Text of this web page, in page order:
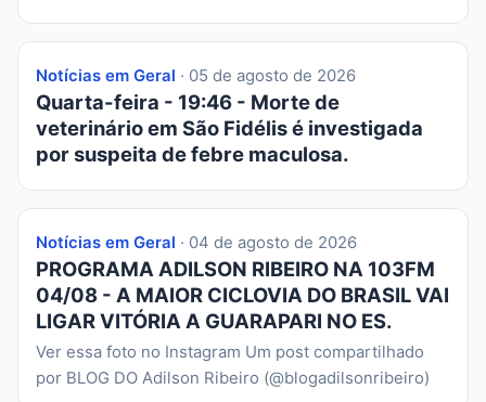
Notícias em Geral · 05 de agosto de 2026
Quarta-feira - 19:46 - Morte de
veterinário em São Fidélis é investigada
por suspeita de febre maculosa.
Notícias em Geral · 04 de agosto de 2026
PROGRAMA ADILSON RIBEIRO NA 103FM
04/08 - A MAIOR CICLOVIA DO BRASIL VAI
LIGAR VITÓRIA A GUARAPARI NO ES.
Ver essa foto no Instagram Um post compartilhado
por BLOG DO Adilson Ribeiro (@blogadilsonribeiro)